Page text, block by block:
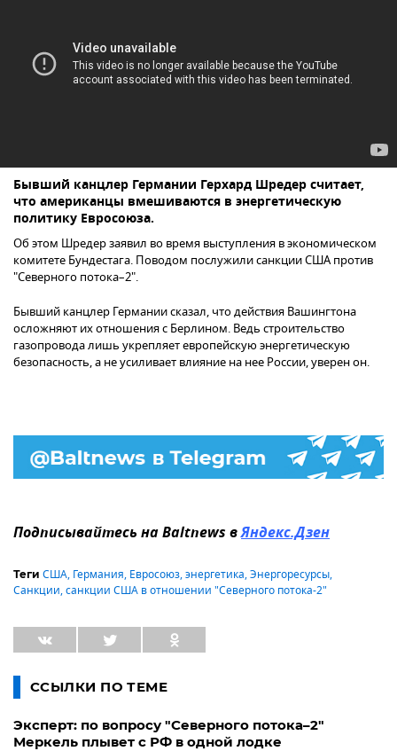
Бывший канцлер Германии Герхард Шредер считает,
что американцы вмешиваются в энергетическую
политику Евросоюза.
Об этом Шредер заявил во время выступления в экономическом
комитете Бундестага. Поводом послужили санкции США против
"Северного потока–2".
Бывший канцлер Германии сказал, что действия Вашингтона
осложняют их отношения с Берлином. Ведь строительство
газопровода лишь укрепляет европейскую энергетическую
безопасность, а не усиливает влияние на нее России, уверен он.
Подписывайтесь на Baltnews вЯндекс.Дзен
Теги США, Германия, Евросоюз,энергетика,Энергоресурсы,
Санкции,санкции США в отношении "Северного потока-2"
ССЫЛКИ ПО ТЕМЕ
Эксперт: по вопросу "Северного потока–2"
Меркель плывет с РФ в одной лодке